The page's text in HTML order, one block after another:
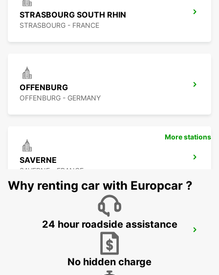
STRASBOURG SOUTH RHIN
STRASBOURG - FRANCE
OFFENBURG
OFFENBURG - GERMANY
SAVERNE
SAVERNE - FRANCE
More stations
Why renting car with Europcar ?
24 hour roadside assistance
No hidden charge